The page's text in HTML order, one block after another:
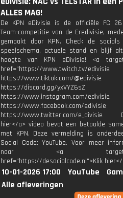
ALLES MAG!
De KPN eDivisie is de officiële FC
Team-competitie van de Eredivisie,
gemaakt door KPN. Check de
speelschema, actuele stand en blijf
hoogte van KPN eDivisie! <a
href="https://www.twitch.tv/edivisie
https://www.tiktok.com/@edivisie
https://discord.gg/yxVYZ6sZ
https://www.instagram.com/edivisie
https://www.facebook.com/edivisie
https://www.twitter.com/e_divisie
hier</a> video bevat een betaalde
met KPN. Deze vermelding is
Social Code: YouTube. Voor meer
naar <a
href="https://desocialcode.nl">Klik
10-01-2026 17:00 YouTube
Alle afleveringen